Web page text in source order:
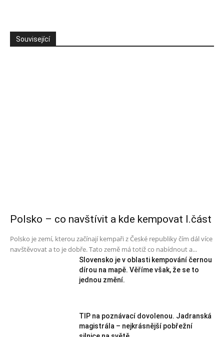
Související
Polsko – co navštívit a kde kempovat I.část
Polsko je zemí, kterou začínají kempaři z České republiky čím dál více
navštěvovat a to je dobře. Tato země má totiž co nabídnout a...
Slovensko je v oblasti kempování černou
dírou na mapě. Věříme však, že se to
jednou změní.
TIP na poznávací dovolenou. Jadranská
magistrála – nejkrásnější pobřežní